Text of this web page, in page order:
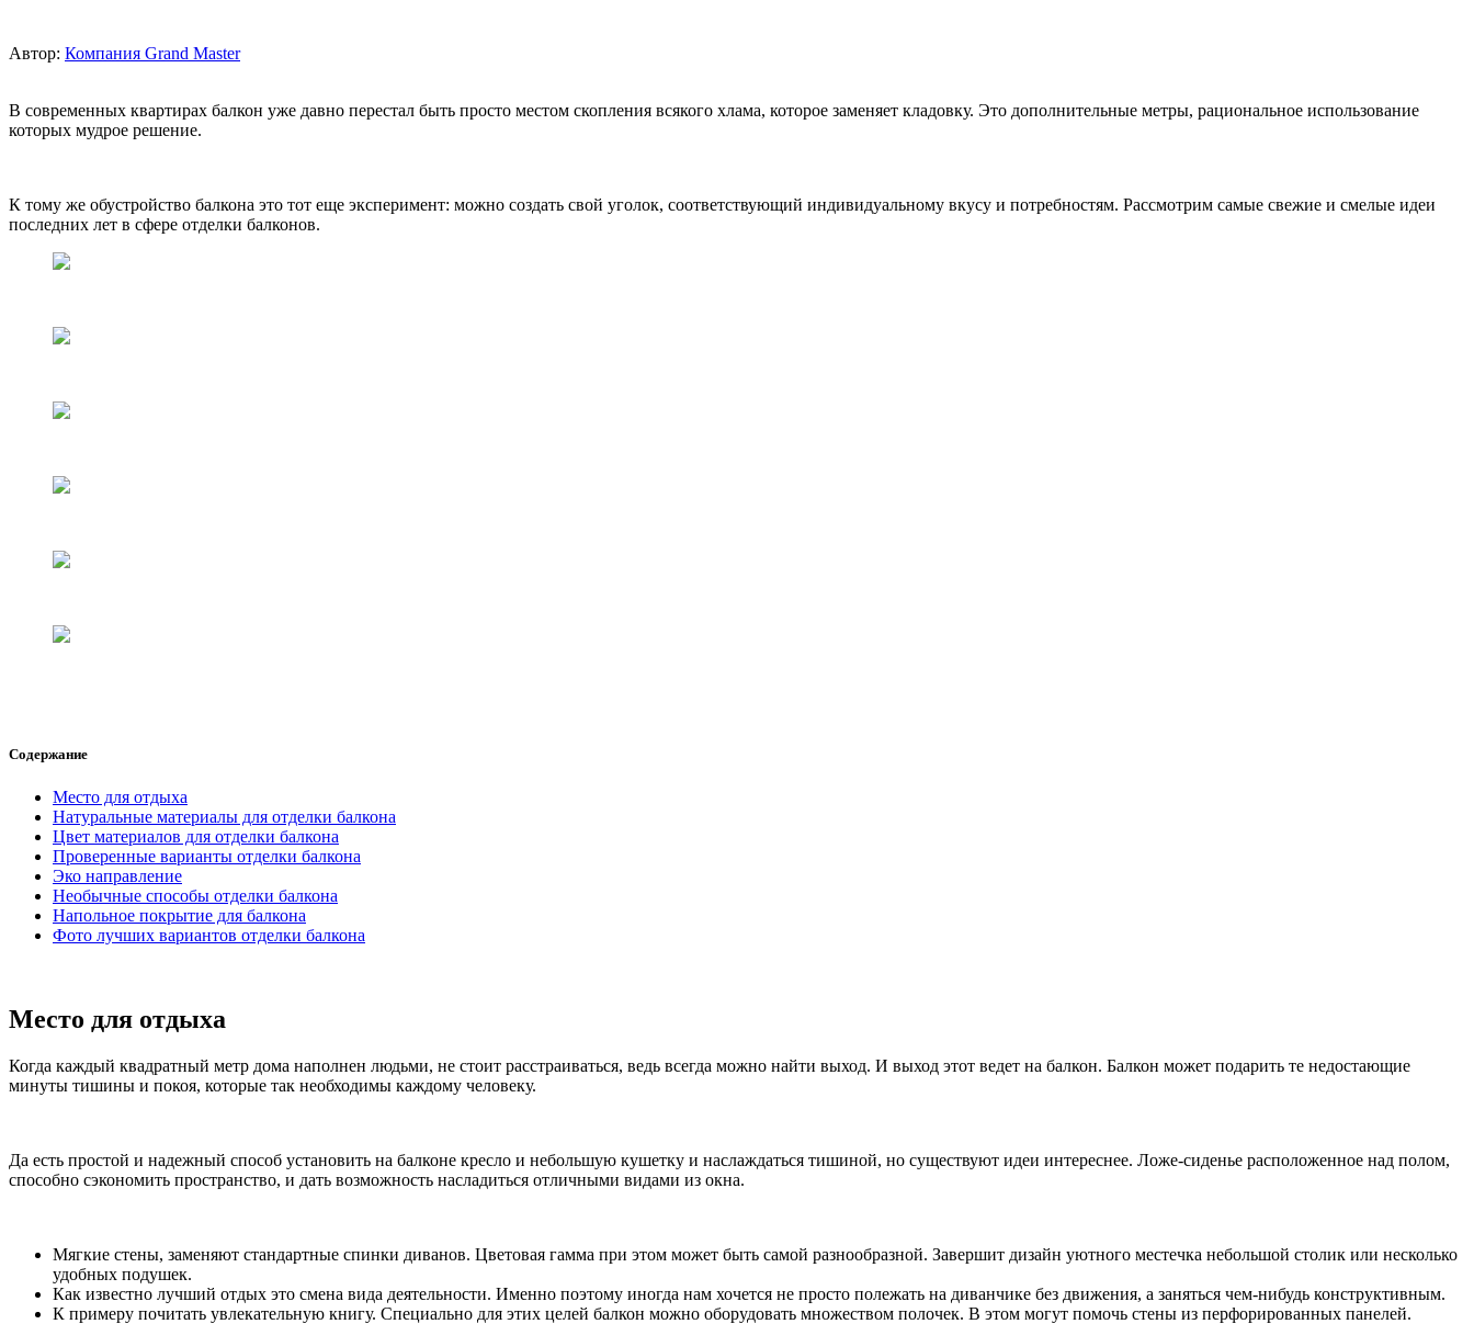
Автор: Компания Grand Master
В современных квартирах балкон уже давно перестал быть просто местом скопления всякого хлама, которое заменяет кладовку. Это дополнительные метры, рациональное использование
которых мудрое решение.
К тому же обустройство балкона это тот еще эксперимент: можно создать свой уголок, соответствующий индивидуальному вкусу и потребностям. Рассмотрим самые свежие и смелые идеи
последних лет в сфере отделки балконов.
Содержание
Место для отдыха
Натуральные материалы для отделки балкона
Цвет материалов для отделки балкона
Проверенные варианты отделки балкона
Эко направление
Необычные способы отделки балкона
Напольное покрытие для балкона
Фото лучших вариантов отделки балкона
Место для отдыха
Когда каждый квадратный метр дома наполнен людьми, не стоит расстраиваться, ведь всегда можно найти выход. И выход этот ведет на балкон. Балкон может подарить те недостающие
минуты тишины и покоя, которые так необходимы каждому человеку.
Да есть простой и надежный способ установить на балконе кресло и небольшую кушетку и наслаждаться тишиной, но существуют идеи интереснее. Ложе-сиденье расположенное над полом,
способно сэкономить пространство, и дать возможность насладиться отличными видами из окна.
Мягкие стены, заменяют стандартные спинки диванов. Цветовая гамма при этом может быть самой разнообразной. Завершит дизайн уютного местечка небольшой столик или несколько
удобных подушек.
Как известно лучший отдых это смена вида деятельности. Именно поэтому иногда нам хочется не просто полежать на диванчике без движения, а заняться чем-нибудь конструктивным.
К примеру почитать увлекательную книгу. Специально для этих целей балкон можно оборудовать множеством полочек. В этом могут помочь стены из перфорированных панелей.